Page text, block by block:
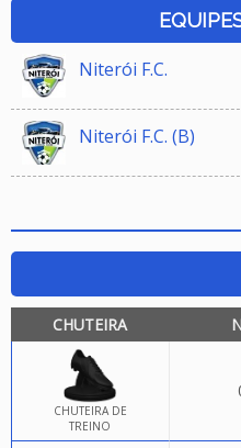
Niterói F.C.
Niterói F.C. (B)
CHUTEIRA
CHUTEIRA DE
TREINO